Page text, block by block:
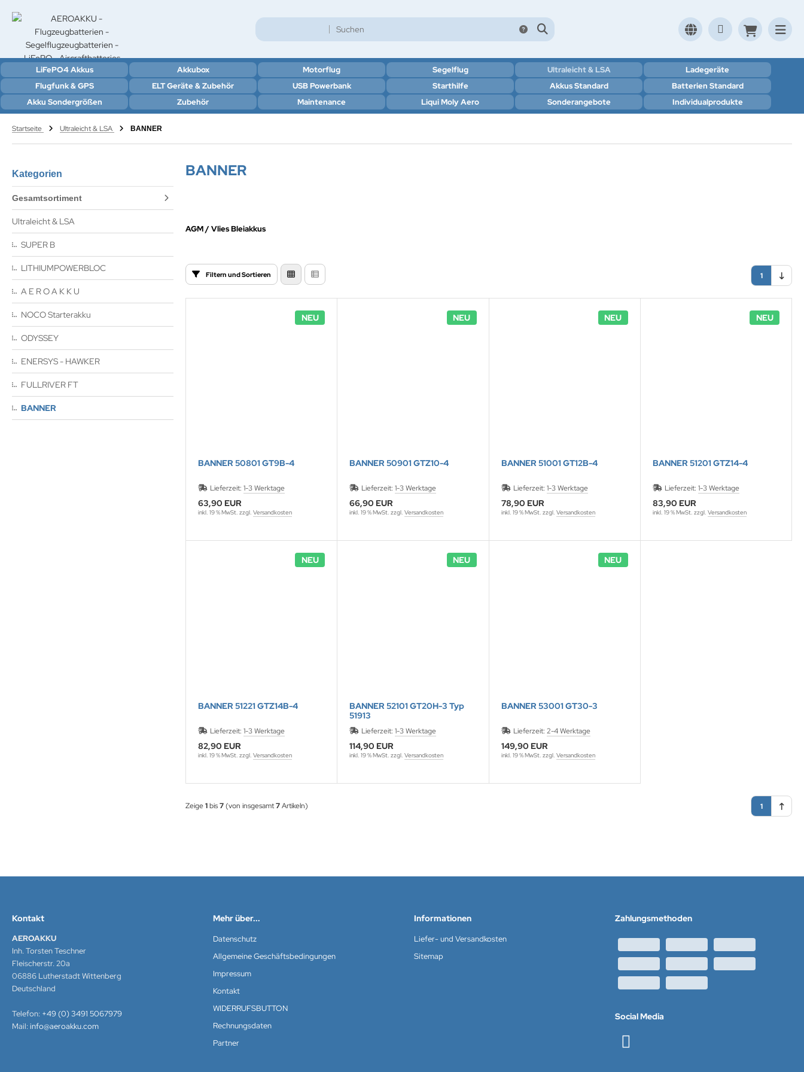
LiFePO4 Akkus Akkubox Motorflug Segelflug Ultraleicht & LSA
Ladegeräte
Flugfunk & GPS
ELT Geräte & Zubehör USB Powerbank Starthilfe Akkus Standard
Batterien Standard
Akku Sondergrößen
Zubehör Maintenance Liqui Moly Aero Sonderangebote Individualprodukte
Startseite Ultraleicht & LSA BANNER
Kategorien
Gesamtsortiment
Ultraleicht & LSA
SUPER B
LITHIUMPOWERBLOC
A E R O A K K U
NOCO Starterakku
ODYSSEY
ENERSYS - HAWKER
FULLRIVER FT
BANNER
BANNER
AGM / Vlies Bleiakkus
Filtern und Sortieren 1
NEU
BANNER 50801 GT9B-4
Lieferzeit: 1-3 Werktage
63,90 EUR
inkl. 19 % MwSt. zzgl. Versandkosten
NEU
BANNER 50901 GTZ10-4
Lieferzeit:1-3 Werktage
66,90 EUR
inkl. 19 % MwSt. zzgl.Versandkosten
NEU
BANNER 51001 GT12B-4
Lieferzeit: 1-3 Werktage
78,90 EUR
inkl. 19 % MwSt. zzgl. Versandkosten
NEU
BANNER 51201 GTZ14-4
Lieferzeit: 1-3 Werktage
83,90 EUR
inkl. 19 % MwSt. zzgl. Versandkosten
NEU
BANNER 51221 GTZ14B-4
Lieferzeit: 1-3 Werktage
82,90 EUR
inkl. 19 % MwSt. zzgl. Versandkosten
NEU
BANNER 52101 GT20H-3 Typ
51913
Lieferzeit:1-3 Werktage
114,90 EUR
inkl. 19 % MwSt. zzgl.Versandkosten
NEU
BANNER 53001 GT30-3
Lieferzeit: 2-4 Werktage
149,90 EUR
inkl. 19 % MwSt. zzgl. Versandkosten
Zeige1bis7(von insgesamt7Artikeln) 1
Kontakt
AEROAKKU
Inh. Torsten Teschner
Fleischerstr. 20a
06886 Lutherstadt Wittenberg
Deutschland
Telefon: +49 (0) 3491 5067979
Mail:info@aeroakku.com
Mehr über...
Datenschutz
Allgemeine Geschäftsbedingungen
Impressum
Kontakt
WIDERRUFSBUTTON
Rechnungsdaten
Partner
Informationen
Liefer- und Versandkosten
Sitemap
Zahlungsmethoden
Social Media